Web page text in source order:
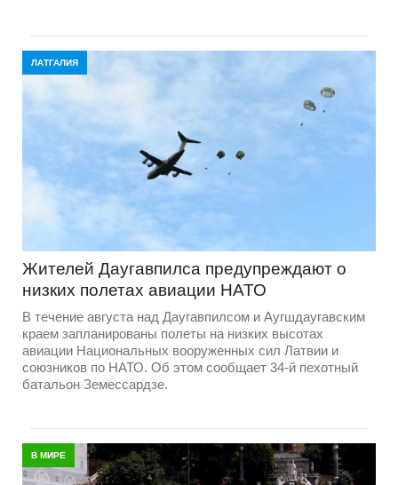
ЛАТГАЛИЯ
Жителей Даугавпилса предупреждают о
низких полетах авиации НАТО
В течение августа над Даугавпилсом и Аугшдаугавским
краем запланированы полеты на низких высотах
авиации Национальных вооруженных сил Латвии и
союзников по НАТО. Об этом сообщает 34-й пехотный
батальон Земессардзе.
В МИРЕ